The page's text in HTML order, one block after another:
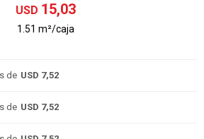
USD 15,03
1.51 m²/caja
de USD 7,52
de USD 7,52